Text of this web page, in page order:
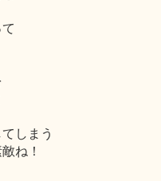
しまう
ね！